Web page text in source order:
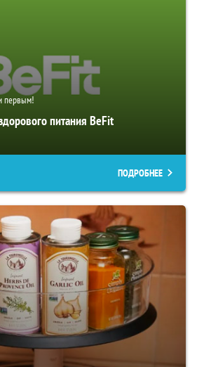
первым!
питания BeFit
ПОДРОБНЕЕ